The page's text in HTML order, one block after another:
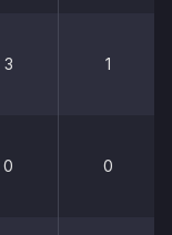
3 1
0 0